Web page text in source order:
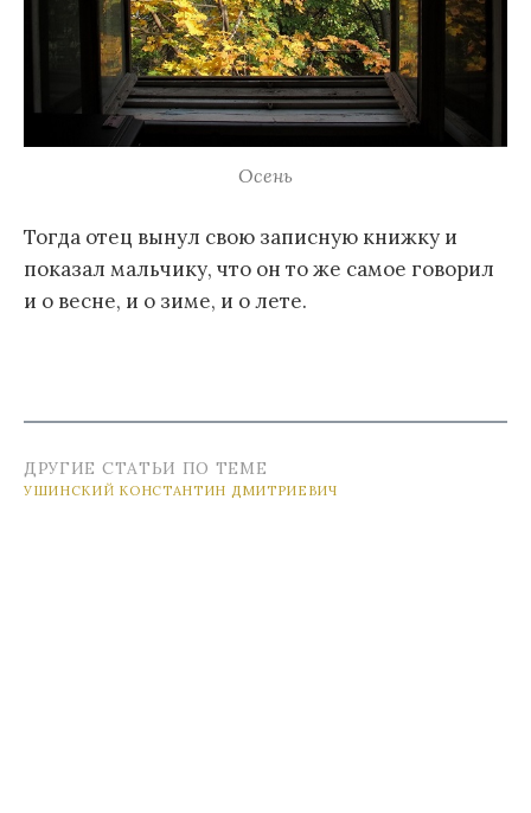
Осень
Тогда отец вынул свою записную книжку и
показал мальчику, что он то же самое говорил
и о весне, и о зиме, и о лете.
ДРУГИЕ СТАТЬИ ПО ТЕМЕ
УШИНСКИЙ КОНСТАНТИН ДМИТРИЕВИЧ